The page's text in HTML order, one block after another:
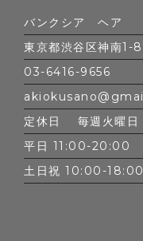
バンクシア ヘア
東京都渋谷区神南1-
03-6416-9656
定休日 毎週火曜日
平日 11:00-20:00
土日祝 10:00-18:00